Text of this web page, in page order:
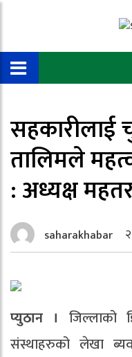
सहकारीलाई
तालिमले
: अध्यक्ष
saharakhabar
प्युठान । जिल्लाको
संस्थाहरुको लेखा